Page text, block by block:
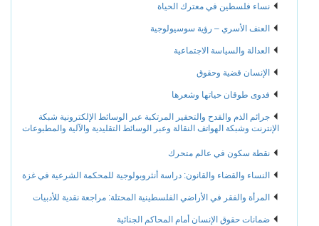
نساء فلسطين في معترك الحياة
العنف الأسري – رؤية سوسيولوجية
العدالة والسياسة الاجتماعية
الإنسان قضية وحقوق
فدوى طوقان حياتها وشعرها
جرائم الذم والقدح والتحقير المرتكبة عبر الوسائط الإلكترونية شبكة
الإنترنت وشبكة الهواتف النقالة وعبر الوسائط التقليدية والآلية والمطبوعات
نقطة سكون في عالم متحرك
النساء والقضاء والقانون: دراسة أنثروبولوجية للمحكمة الشرعية في غزة
المرأة والفقر في الأراضي الفلسطينية المحتلة: مراجعة نقدية للأدبيات
ضمانات حقوق الإنسان أمام المحاكم الجنائية